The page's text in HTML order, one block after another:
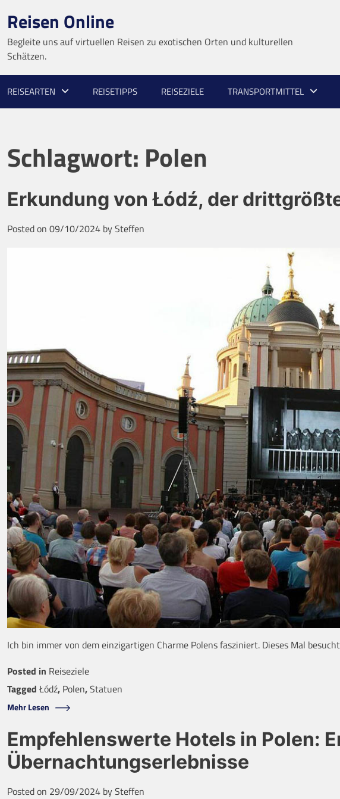
content
Reisen Online
Begleite uns auf virtuellen Reisen zu exotischen Orten und kulturellen
Schätzen.
REISEARTEN REISETIPPS REISEZIELE TRANSPORTMITTEL
Schlagwort: Polen
Erkundung von Łódź, der
Posted on 09/10/2024 bySteffen
Ich bin immer von dem einzigartigen Charme Polens fasziniert. Dieses Mal
Posted in Reiseziele
Tagged Łódź, Polen,Statuen
Mehr Lesen
Empfehlenswerte Hotels in Polen:
Übernachtungserlebnisse
Posted on 29/09/2024 bySteffen